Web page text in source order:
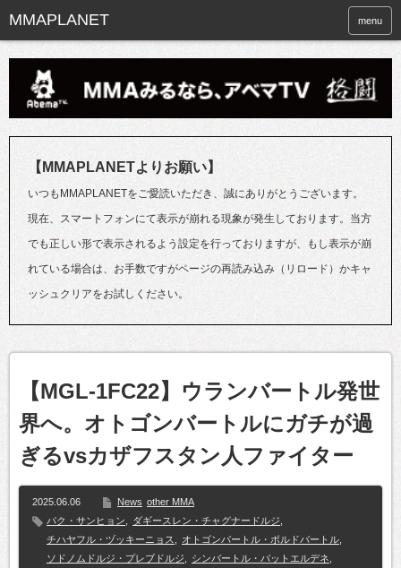
menu
【MMAPLANETよりお願い】
いつもMMAPLANETをご愛読いただき、誠にありがとうございます。
現在、スマートフォンにて表示が崩れる現象が発生しております。当方
でも正しい形で表示されるよう設定を行っておりますが、もし表示が崩
れている場合は、お手数ですがページの再読み込み（リロード）かキャ
ッシュクリアをお試しください。
【MGL-1FC22】ウランバートル発世
界へ。オトゴンバートルにガチが過
ぎるvsカザフスタン人ファイター
2025.06.06 News other MMA
パク・サンヒョン
ダギースレン・チャグナードルジ
チハヤフル・ヅッキーニョス
オトゴンバートル・ボルドバートル
ソドノムドルジ・プレブドルジ
シンバートル・バットエルデネ